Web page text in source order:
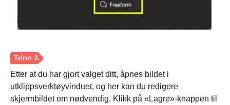
Etter at du har gjort valget ditt, åpnes bildet i
utklippsverktøyvinduet, og her kan du redigere
skjermbildet om nødvendig. Klikk på «Lagre»-knappen til